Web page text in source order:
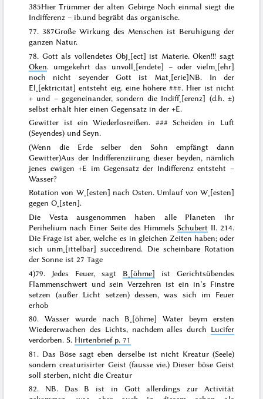
385Hier Trümmer der alten Gebirge Noch einmal siegt die
Indifferenz – ib.und begräbt das organische.
77. 387Große Wirkung des Menschen ist Beruhigung der
ganzen Natur.
78. Gott als vollendetes Obj˖[ect] ist Materie. Oken!!! sagt
Oken. umgekehrt das unvoll˖[endete] – oder vielm˖[ehr]
noch nicht seyender Gott ist Mat˖[erie]NB. In der
El˖[ektricität] entsteht eig. eine höhere###. Hier ist nicht
+ und – gegeneinander, sondern die Indiff˖[erenz] (d.h. ±)
selbst erhält hier einen Gegensatz in der +E.
Gewitter ist ein Wiederlosreißen. ###Scheiden in Luft
(Seyendes) und Seyn.
(Wenn die Erde selber den Sohn empfängt dann
Gewitter)Aus der Indifferenziirung dieserbeyden, nämlich
jenes ewigen +E im Gegensatz der Indifferenz entsteht –
Wasser?
Rotation von W˖[esten] nach Osten. Umlauf von W˖[esten]
gegen O˖[sten].
Die Vesta ausgenommen haben alle Planeten ihr
Perihelium nach Einer Seite des Himmels Schubert II. 214.
Die Frage ist aber, welche es in gleichen Zeiten haben; oder
sich unm˖[ittelbar] succedirend. Die scheinbare Rotation
der Sonne ist 27 Tage
4)79. Jedes Feuer, sagt B˖[öhme]
ist Gerichtsübendes
Flammenschwert und sein Verzehren ist ein in’s Finstre
setzen (außer Licht setzen) dessen, was sich im Feuer
erhob
80. Wasser wurde nach B˖[öhme]Water beym ersten
Wiedererwachen des Lichts, nachdem alles durch Lucifer
verdorben. S. Hirtenbrief p. 71
81. Das Böse sagt eben derselbe ist nicht Kreatur (Seele)
sondern creaturisirter Geist (fausse vie.) Dieser böse Geist
soll sterben, nicht die Creatur
82. NB. Das B ist in Gott allerdings zur Activität